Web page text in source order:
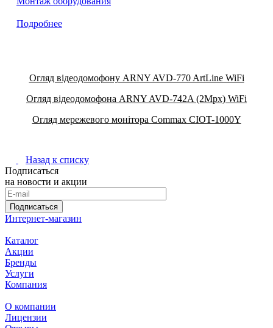
Подробнее
Огляд відеодомофону ARNY AVD-770 ArtLine WiFi
Огляд відеодомофона ARNY AVD-742A (2Mpx) WiFi
Огляд мережевого монітора Commax CIOT-1000Y
Назад к списку
Подписаться
на новости и акции
Подписаться
Интернет-магазин
Каталог
Акции
Бренды
Услуги
Компания
О компании
Лицензии